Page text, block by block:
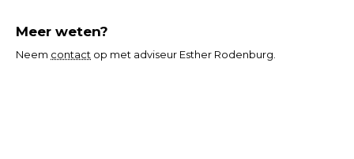
Meer weten?
Neem contact op met adviseur Esther Rodenburg.